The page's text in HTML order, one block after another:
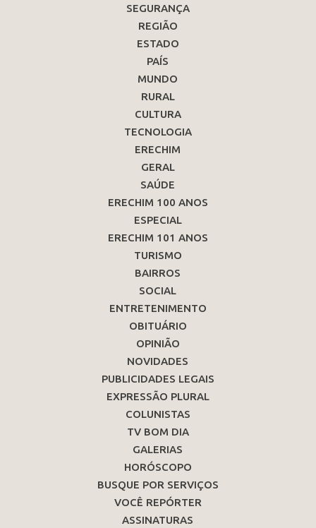
SEGURANÇA
REGIÃO
ESTADO
PAÍS
MUNDO
RURAL
CULTURA
TECNOLOGIA
ERECHIM
GERAL
SAÚDE
ERECHIM 100 ANOS
ESPECIAL
ERECHIM 101 ANOS
TURISMO
BAIRROS
SOCIAL
ENTRETENIMENTO
OBITUÁRIO
OPINIÃO
NOVIDADES
PUBLICIDADES LEGAIS
EXPRESSÃO PLURAL
COLUNISTAS
TV BOM DIA
GALERIAS
HORÓSCOPO
BUSQUE POR SERVIÇOS
VOCÊ REPÓRTER
ASSINATURAS